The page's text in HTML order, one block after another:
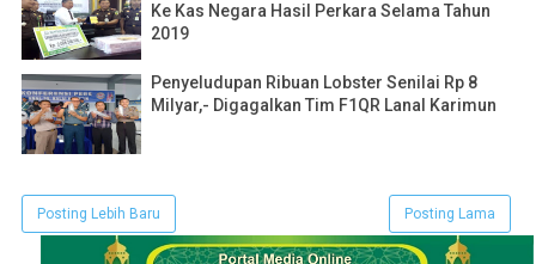
Ke Kas Negara Hasil Perkara Selama Tahun
2019
Penyeludupan Ribuan Lobster Senilai Rp 8
Milyar,- Digagalkan Tim F1QR Lanal Karimun
Posting Lebih Baru Posting Lama